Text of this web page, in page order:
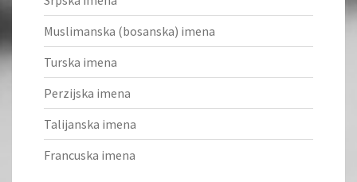
Muslimanska (bosanska) imena
Turska imena
Perzijska imena
Talijanska imena
Francuska imena